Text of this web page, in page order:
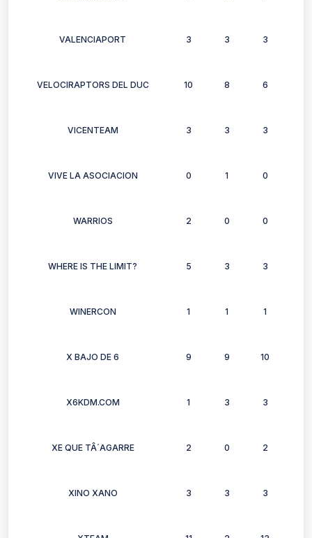
VALENCIAPORT 3 3 3
VELOCIRAPTORS DEL DUC 10 8 6
VICENTEAM 3 3 3
VIVE LA ASOCIACION 0 1 0
WARRIOS 2 0 0
WHERE IS THE LIMIT? 5 3 3
WINERCON 1 1 1
X BAJO DE 6 9 9 10
X6KDM.COM 1 3 3
XE QUE TÂ´AGARRE 2 0 2
XINO XANO 3 3 3